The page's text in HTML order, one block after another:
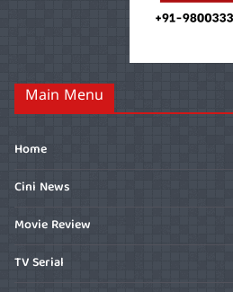
Main Menu
Home
Cini News
Movie Review
TV Serial